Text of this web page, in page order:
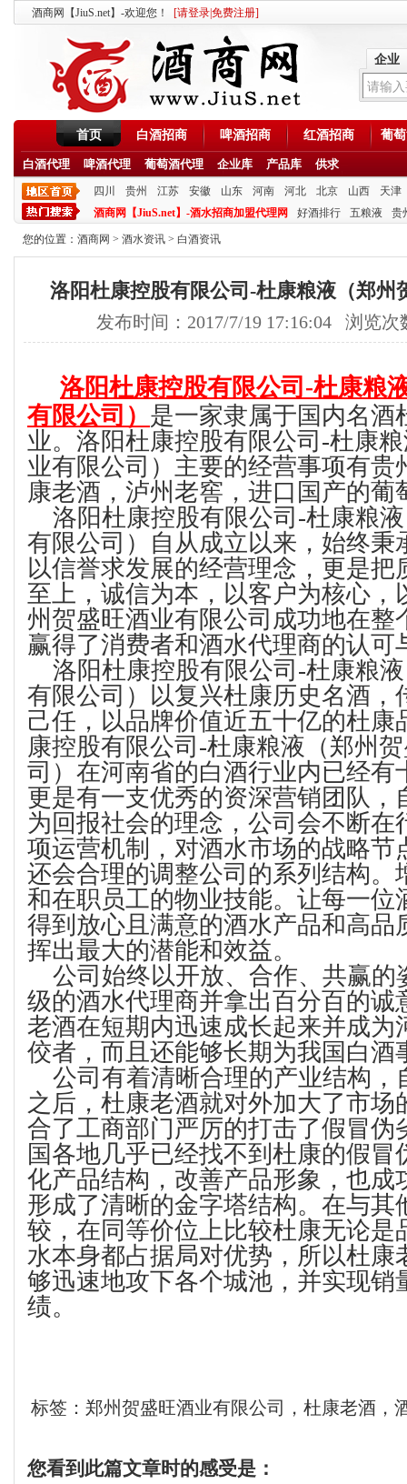
酒商网【JiuS.net】-欢迎您！ [请登录免费注册]
企业
首页 白酒招商 啤酒招商 红酒招商 葡
白酒代理 啤酒代理 葡萄酒代理 企业库 产品库 供求
四川 贵州 江苏 安徽 山东 河南 河北 北京 山西
天津
酒商网【JiuS.net】-酒水招商加盟代理网
好酒排行 五粮液 贵
您的位置： 酒商网 > 酒水资讯 > 白酒资讯
洛阳杜康控股有限公司-杜康粮液（郑州
发布时间：2017/7/19 17:16:04 浏览次
洛阳杜康控股有限公司-杜康粮
有限公司） 是一家隶属于国内名酒
业。洛阳杜康控股有限公司-杜康
业有限公司）主要的经营事项有贵
康老酒，泸州老窖，进口国产的葡
洛阳杜康控股有限公司-杜康粮
有限公司）自从成立以来，始终秉
以信誉求发展的经营理念，更是把
至上，诚信为本，以客户为核心，
州贺盛旺酒业有限公司成功地在整
赢得了消费者和酒水代理商的认可
洛阳杜康控股有限公司-杜康粮
有限公司）以复兴杜康历史名酒，
己任，以品牌价值近五十亿的杜康
康控股有限公司-杜康粮液（郑州
司）在河南省的白酒行业内已经有
更是有一支优秀的资深营销团队，
为回报社会的理念，公司会不断在
项运营机制，对酒水市场的战略节
还会合理的调整公司的系列结构。
和在职员工的物业技能。让每一位
得到放心且满意的酒水产品和高品
挥出最大的潜能和效益。
公司始终以开放、合作、共赢的
级的酒水代理商并拿出百分百的诚
老酒在短期内迅速成长起来并成为
佼者，而且还能够长期为我国白酒
公司有着清晰合理的产业结构，
之后，杜康老酒就对外加大了市场
合了工商部门严厉的打击了假冒伪
国各地几乎已经找不到杜康的假冒
化产品结构，改善产品形象，也成
形成了清晰的金字塔结构。在与其
较，在同等价位上比较杜康无论是
水本身都占据局对优势，所以杜康
够迅速地攻下各个城池，并实现销
绩。
标签：郑州贺盛旺酒业有限公司，杜康老酒，
您看到此篇文章时的感受是：